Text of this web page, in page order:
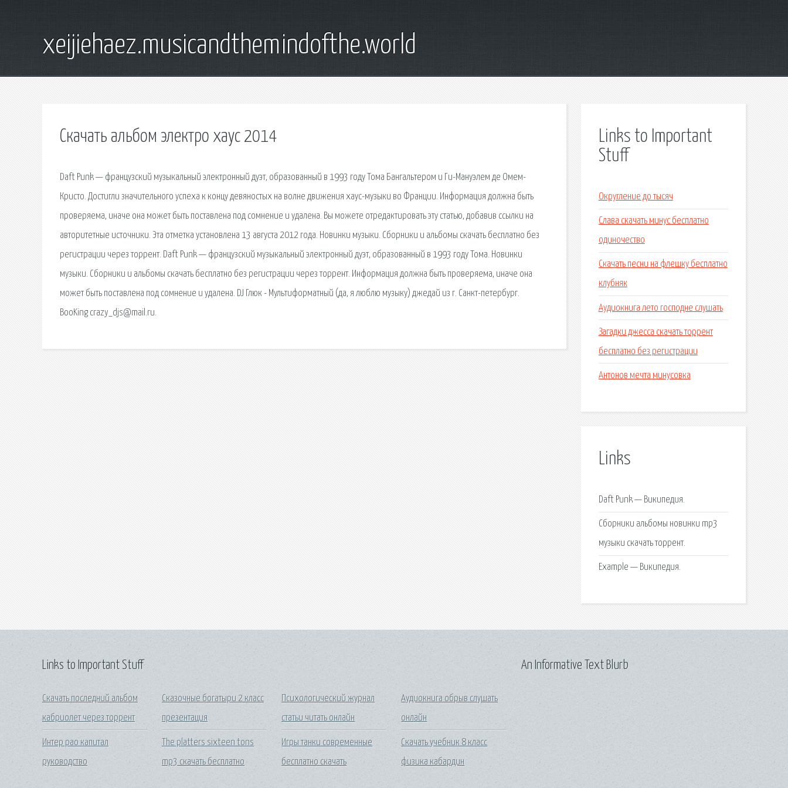
xeijiehaez.musicandthemindofthe.world
Скачать альбом электро хаус 2014
Daft Punk — французский музыкальный электронный дуэт, образованный в 1993 году Тома Бангальтером и Ги-Мануэлем де Омем-
Кристо. Достигли значительного успеха к концу девяностых на волне движения хаус-музыки во Франции. Информация должна быть
проверяема, иначе она может быть поставлена под сомнение и удалена. Вы можете отредактировать эту статью, добавив ссылки на
авторитетные источники. Эта отметка установлена 13 августа 2012 года. Новинки музыки. Сборники и альбомы скачать бесплатно без
регистрации через торрент. Daft Punk — французский музыкальный электронный дуэт, образованный в 1993 году Тома. Новинки
музыки. Сборники и альбомы скачать бесплатно без регистрации через торрент. Информация должна быть проверяема, иначе она
может быть поставлена под сомнение и удалена. DJ Глюк - Мультиформатный (да, я люблю музыку) джедай из г. Санкт-петербург.
BooKing crazy_djs@mail.ru.
Links to Important
Stuff
Округление до тысяч
Слава скачать минус бесплатно
одиночество
Скачать песни на флешку бесплатно
клубняк
Аудиокнига лето господне слушать
Загадки джесса скачать торрент
бесплатно без регистрации
Антонов мечта минусовка
Links
Daft Punk — Википедия.
Сборники альбомы новинки mp3
музыки скачать торрент.
Example — Википедия.
Links to Important Stuff
Скачать последний альбом
кабриолет через торрент
Интер рао капитал
руководство
Сказочные богатыри 2 класс
презентация
The platters sixteen tons
mp3 скачать бесплатно
Психологический журнал
статьи читать онлайн
Игры танки современные
бесплатно скачать
Аудиокнига обрыв слушать
онлайн
Скачать учебник 8 класс
физика кабардин
An Informative Text Blurb